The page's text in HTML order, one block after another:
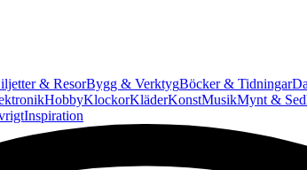
& ResorBygg & VerktygBöcker & Tidningar
HobbyKlockorKläderKonstMusikMynt &
Inspiration